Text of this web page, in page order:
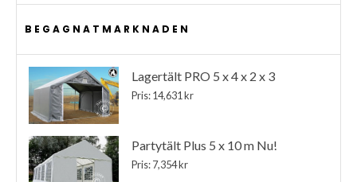
BEGAGNATMARKNADEN
Lagertält PRO 5 x 4 x 2 x 3
Pris: 14,631 kr
Partytält Plus 5 x 10 m Nu!
Pris: 7,354 kr